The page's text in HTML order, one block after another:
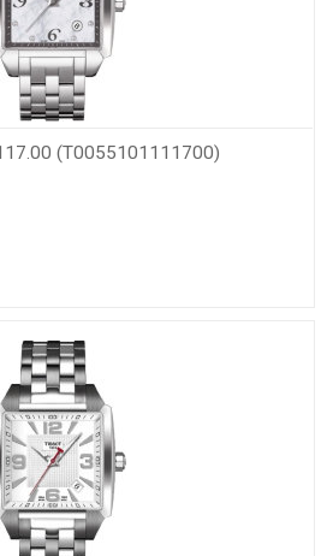
(T0055101111700)